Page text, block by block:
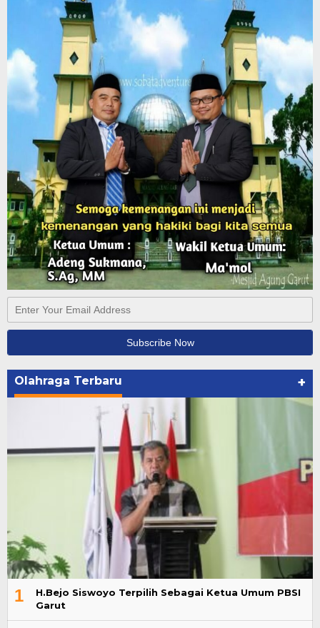
Olahraga Terbaru +
1
H.Bejo Siswoyo Terpilih Sebagai Ketua Umum PBSI
Garut